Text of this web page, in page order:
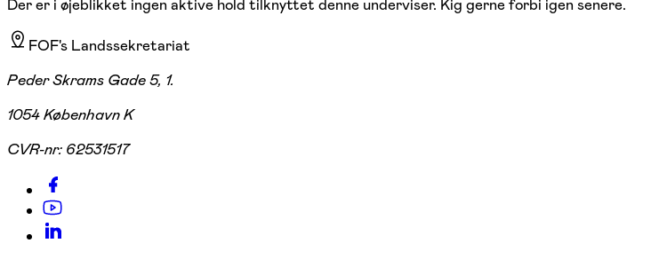
Der er i øjeblikket ingen aktive hold tilknyttet denne underviser. Kig gerne forbi igen senere.
FOF's Landssekretariat
Peder Skrams Gade 5, 1.
1054 København K
CVR-nr: 62531517